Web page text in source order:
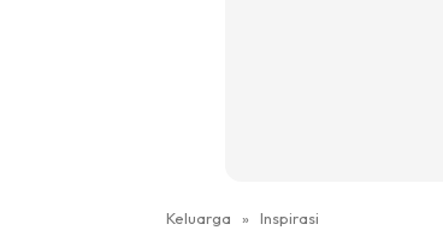
Keluarga » Inspirasi